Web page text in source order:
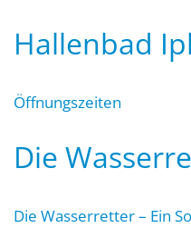
Hallenbad
Öffnungszeiten
Die
Die Wasserretter – Ein